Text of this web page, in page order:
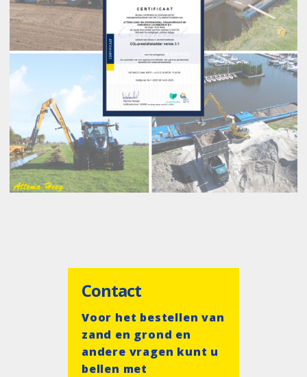
Contact
Voor het bestellen van
zand en grond en
andere vragen kunt u
bellen met